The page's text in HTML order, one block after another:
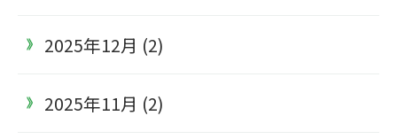
2025年12月 (2)
2025年11月 (2)